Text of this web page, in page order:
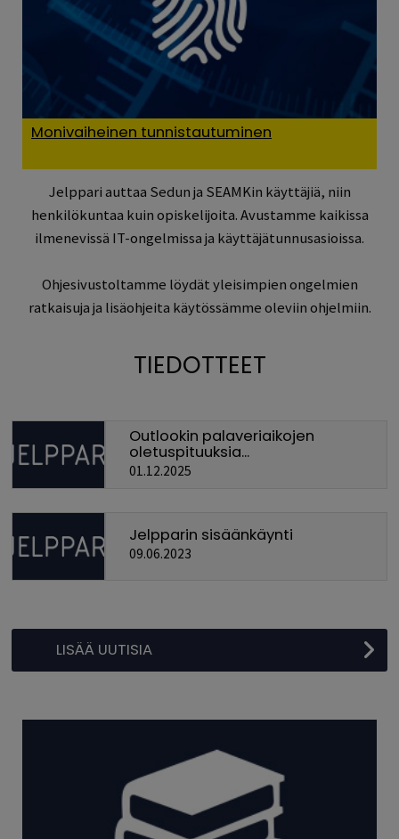
Monivaiheinen tunnistautuminen
Jelppari auttaa Sedun ja SEAMKin käyttäjiä, niin
henkilökuntaa kuin opiskelijoita. Avustamme kaikissa
ilmenevissä IT-ongelmissa ja käyttäjätunnusasioissa.
Ohjesivustoltamme löydät yleisimpien ongelmien
ratkaisuja ja lisäohjeita käytössämme oleviin ohjelmiin.
TIEDOTTEET
Outlookin palaveriaikojen
oletuspituuksia...
01.12.2025
Jelpparin sisäänkäynti
09.06.2023
LISÄÄ UUTISIA